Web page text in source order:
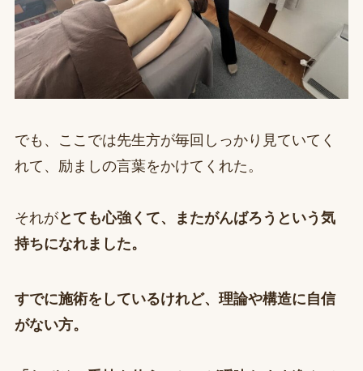
でも、ここでは先生方が毎回しっかり見ていてく
れて、励ましの言葉をかけてくれた。
それがとても心強くて、またがんばろうという気
持ちになれました。
すでに施術をしているけれど、理論や構造に自信
がない方。